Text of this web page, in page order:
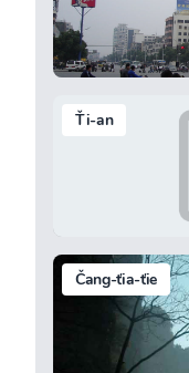
Ťi-an
Čang-ťia-ťie